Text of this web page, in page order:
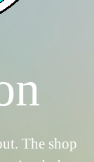
The shop